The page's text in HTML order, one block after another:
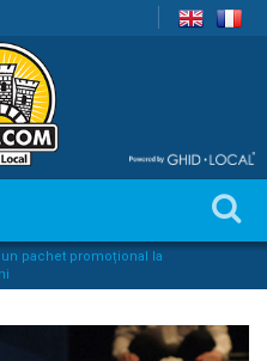
pachet promoțional la